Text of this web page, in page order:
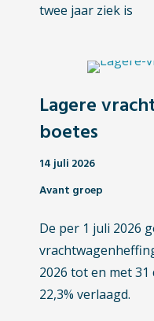
twee jaar ziek is
Lagere
boetes
14 juli 2026
Avant groep
De per 1 juli 2026
2026 tot en met
22,3% verlaagd.